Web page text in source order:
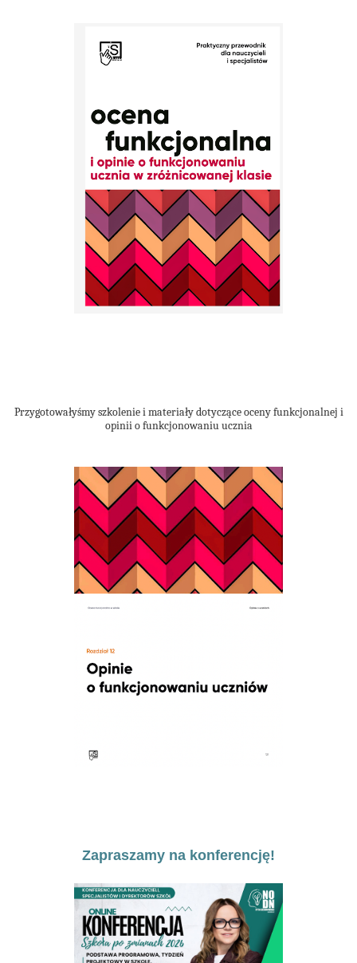
Przygotowałyśmy szkolenie i materiały dotyczące oceny funkcjonalnej i
opinii o funkcjonowaniu ucznia
Zapraszamy na konferencję!